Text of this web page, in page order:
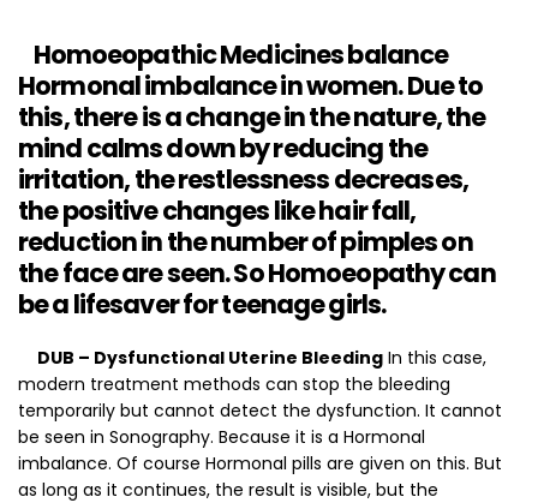
Homoeopathic Medicines balance
Hormonal imbalance in women. Due to
this, there is a change in the nature, the
mind calms down by reducing the
irritation, the restlessness decreases,
the positive changes like hair fall,
reduction in the number of pimples on
the face are seen.SoHomoeopathy can
be a lifesaver for teenage girls.
DUB – Dysfunctional Uterine Bleeding In this case,
modern treatment methods can stop the bleeding
temporarily but cannot detect the dysfunction. It cannot
be seen in Sonography. Because it is a Hormonal
imbalance. Of course Hormonal pills are given on this. But
as long as it continues, the result is visible, but the